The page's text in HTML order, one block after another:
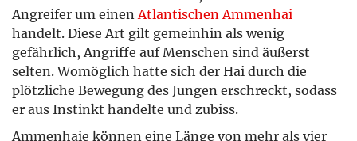
Angreifer um einen Atlantischen Ammenhai
handelt. Diese Art gilt gemeinhin als wenig
gefährlich, Angriffe auf Menschen sind äußerst
selten. Womöglich hatte sich der Hai durch die
plötzliche Bewegung des Jungen erschreckt, sodass
er aus Instinkt handelte und zubiss.
Ammenhaie können eine Länge von mehr als vier